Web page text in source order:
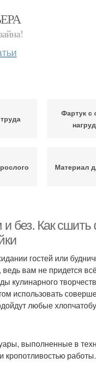
Фартук с
Материал
Фартук без
и без. Как
гостей или
вам не придется
кулинарного
использовать
любые
выполненные в
кропотливостью